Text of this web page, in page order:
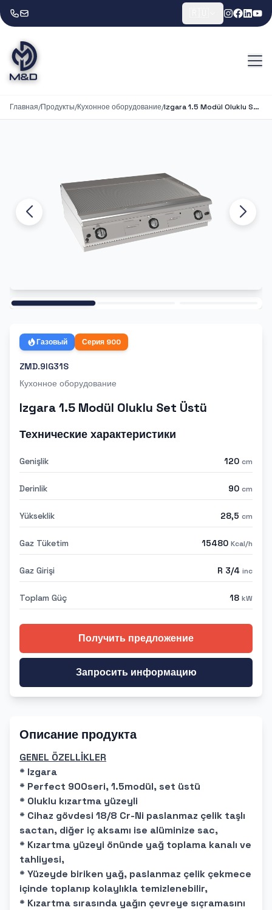
Главная/Продукты/Кухонное оборудование/ Izgara 1.5 Modül Oluklu Set Üstü
Газовый Серия 900
ZMD.9IG31S
Кухонное оборудование
Izgara 1.5 Modül Oluklu Set Üstü
Технические характеристики
Genişlik 120 cm
Derinlik 90 cm
Yükseklik 28,5 cm
Gaz Tüketim 15480 Kcal/h
Gaz Girişi R 3/4 inc
Toplam Güç 18 kW
Получить предложение
Запросить информацию
Описание продукта
GENEL ÖZELLİKLER
* Izgara
* Perfect 900seri, 1.5modül, set üstü
* Oluklu kızartma yüzeyli
* Cihaz gövdesi 18/8 Cr-Ni paslanmaz çelik taşlı
sactan, diğer iç aksamı ise alüminize sac,
* Kızartma yüzeyi önünde yağ toplama kanalı ve
tahliyesi,
* Yüzeyde biriken yağ, paslanmaz çelik çekmece
içinde toplanıp kolaylıkla temizlenebilir,
* Kızartma sırasında yağın çevreye sıçramasını